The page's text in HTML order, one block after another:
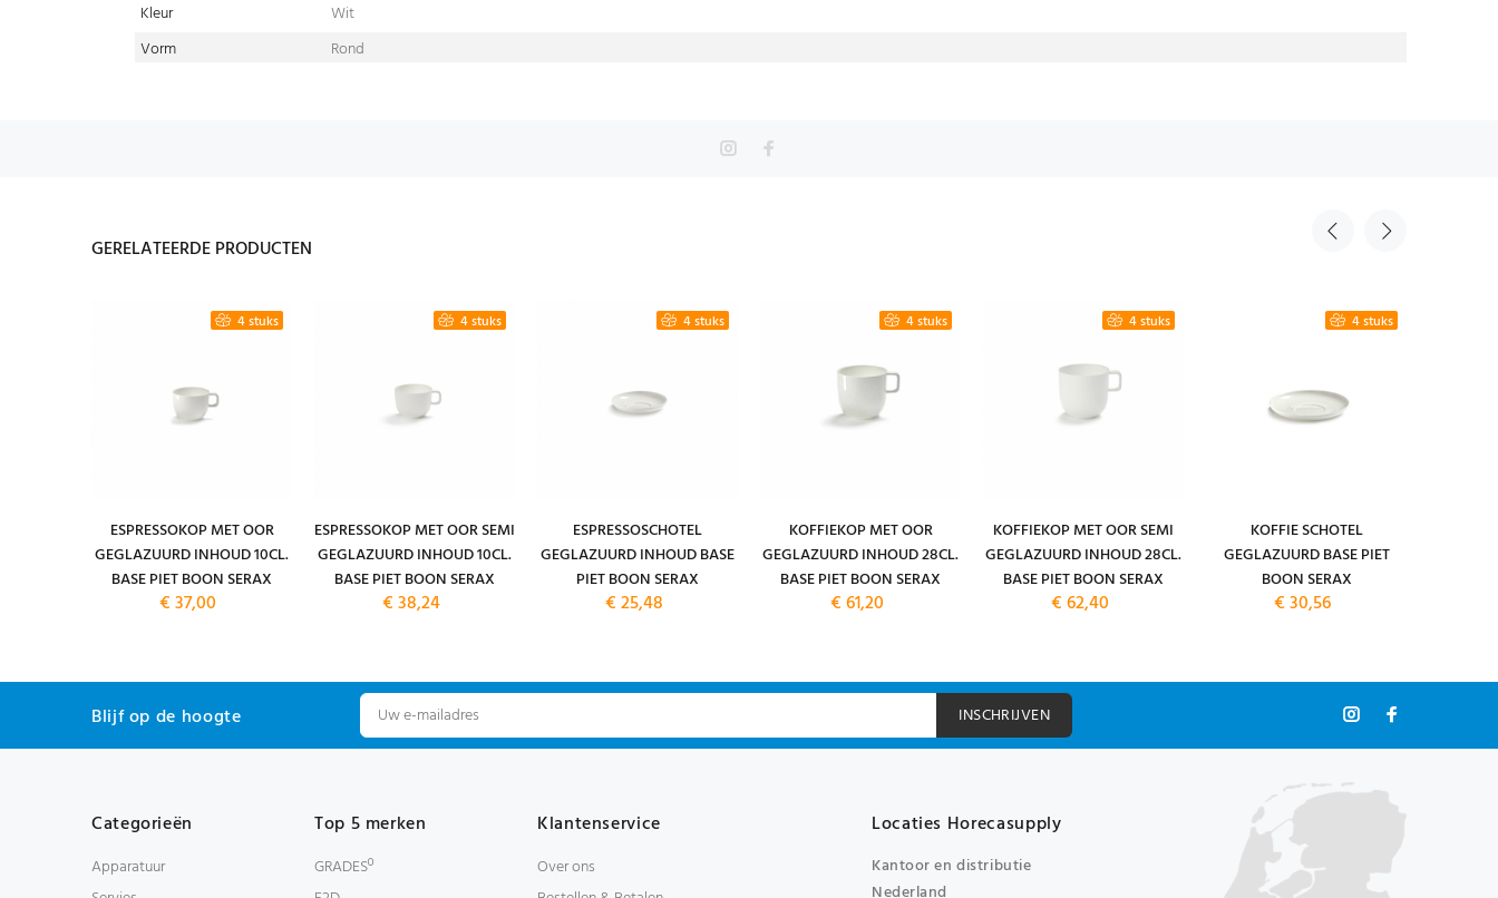
Kleur
Wit
Vorm
Rond
GERELATEERDE PRODUCTEN
4 stuks
ESPRESSOKOP MET OOR
GEGLAZUURD INHOUD 10CL.
BASE PIET BOON SERAX
€ 37,00
4 stuks
ESPRESSOKOP MET OOR SEMI
GEGLAZUURD INHOUD 10CL.
BASE PIET BOON SERAX
€ 38,24
4 stuks
ESPRESSOSCHOTEL
GEGLAZUURD INHOUD BASE
PIET BOON SERAX
€ 25,48
4 stuks
KOFFIEKOP MET OOR
GEGLAZUURD INHOUD 28CL.
BASE PIET BOON SERAX
€ 61,20
4 stuks
KOFFIEKOP MET OOR SEMI
GEGLAZUURD INHOUD 28CL.
BASE PIET BOON SERAX
€ 62,40
4 stuks
KOFFIE SCHOTEL
GEGLAZUURD BASE PIET
BOON SERAX
€ 30,56
Blijf op de hoogte INSCHRIJVEN
Categorieën
Apparatuur
Top 5 merken
GRADESº
Klantenservice
Over ons
Locaties Horecasupply
Kantoor en distributie